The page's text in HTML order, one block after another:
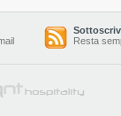
Resta